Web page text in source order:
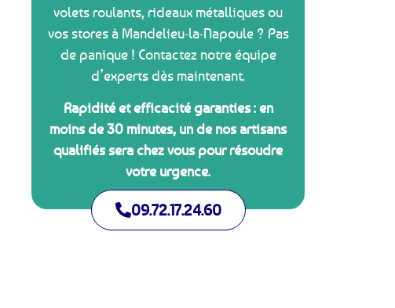
volets roulants, rideaux métalliques ou
vos stores à Mandelieu-la-Napoule ? Pas
de panique ! Contactez notre équipe
d’experts dès maintenant.
Rapidité et efficacité garanties : en
moins de 30 minutes, un de nos artisans
qualifiés sera chez vous pour résoudre
votre urgence.
09.72.17.24.60